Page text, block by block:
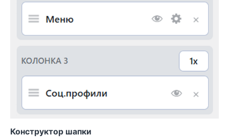
Конструктор шапки